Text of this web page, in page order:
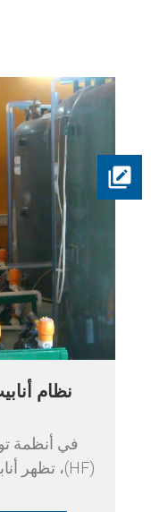
في أنظمة